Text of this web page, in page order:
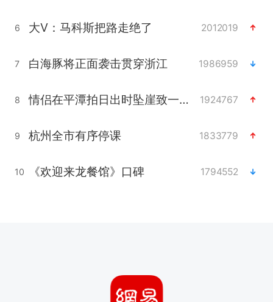
6 大V：马科斯把路走绝了 2012019
7 白海豚将正面袭击贯穿浙江 1986959
8 情侣在平潭拍日出时坠崖致一死一伤 1924767
9 杭州全市有序停课 1833779
10 《欢迎来龙餐馆》口碑 1794552